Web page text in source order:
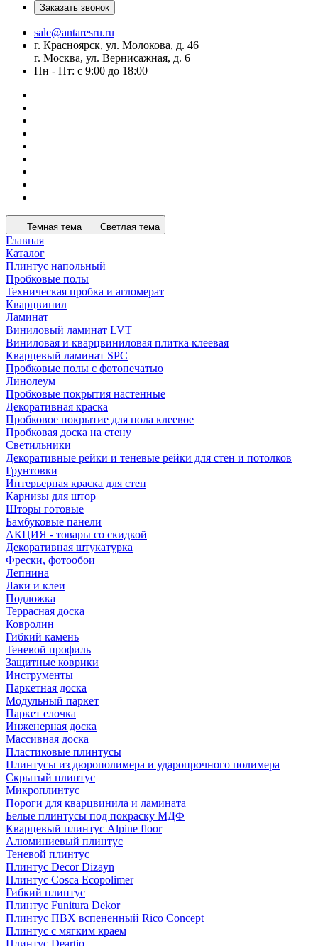
Заказать звонок
sale@antaresru.ru
г. Красноярск, ул. Молокова, д. 46
г. Москва, ул. Вернисажная, д. 6
Пн - Пт: с 9:00 до 18:00
Темная тема Светлая тема
Главная
Каталог
Плинтус напольный
Пробковые полы
Техническая пробка и агломерат
Кварцвинил
Ламинат
Виниловый ламинат LVT
Виниловая и кварцвиниловая плитка клеевая
Кварцевый ламинат SPC
Пробковые полы с фотопечатью
Линолеум
Пробковые покрытия настенные
Декоративная краска
Пробковое покрытие для пола клеевое
Пробковая доска на стену
Светильники
Декоративные рейки и теневые рейки для стен и потолков
Грунтовки
Интерьерная краска для стен
Карнизы для штор
Шторы готовые
Бамбуковые панели
АКЦИЯ - товары со скидкой
Декоративная штукатурка
Фрески, фотообои
Лепнина
Лаки и клеи
Подложка
Террасная доска
Ковролин
Гибкий камень
Теневой профиль
Защитные коврики
Инструменты
Паркетная доска
Модульный паркет
Паркет елочка
Инженерная доска
Массивная доска
Пластиковые плинтусы
Плинтусы из дюрополимера и ударопрочного полимера
Скрытый плинтус
Микроплинтус
Пороги для кварцвинила и ламината
Белые плинтусы под покраску МДФ
Кварцевый плинтус Alpine floor
Алюминиевый плинтус
Теневой плинтус
Плинтус Decor Dizayn
Плинтус Cosca Ecopolimer
Гибкий плинтус
Плинтус Funitura Dekor
Плинтус ПВХ вспененный Rico Concept
Плинтус с мягким краем
Плинтус Deartio